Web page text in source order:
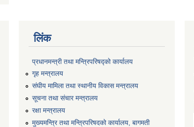
लिंक
प्रधानमन्त्री तथा मन्त्रिपरिषद्को कार्यालय
गृह मन्त्रालय
संघीय मामिला तथा स्थानीय विकास मन्त्रालय
सूचना तथा संचार मन्त्रालय
रक्षा मन्त्रालय
मुख्यमन्त्रि तथा मन्त्रिपरिषदको कार्यालय, बागमती